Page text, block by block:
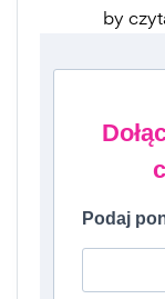
by
Podaj